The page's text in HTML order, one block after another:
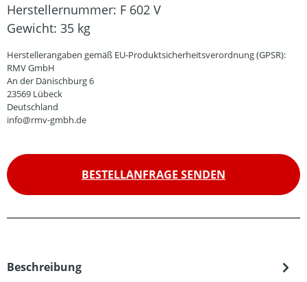
Herstellernummer: F 602 V
Gewicht: 35 kg
Herstellerangaben gemäß EU-Produktsicherheitsverordnung (GPSR):
RMV GmbH
An der Dänischburg 6
23569 Lübeck
Deutschland
info@rmv-gmbh.de
BESTELLANFRAGE SENDEN
Beschreibung